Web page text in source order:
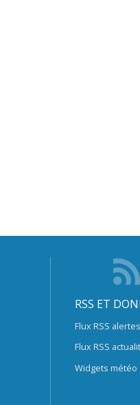
RSS ET
Flux RSS alertes
Flux RSS
Widgets météo